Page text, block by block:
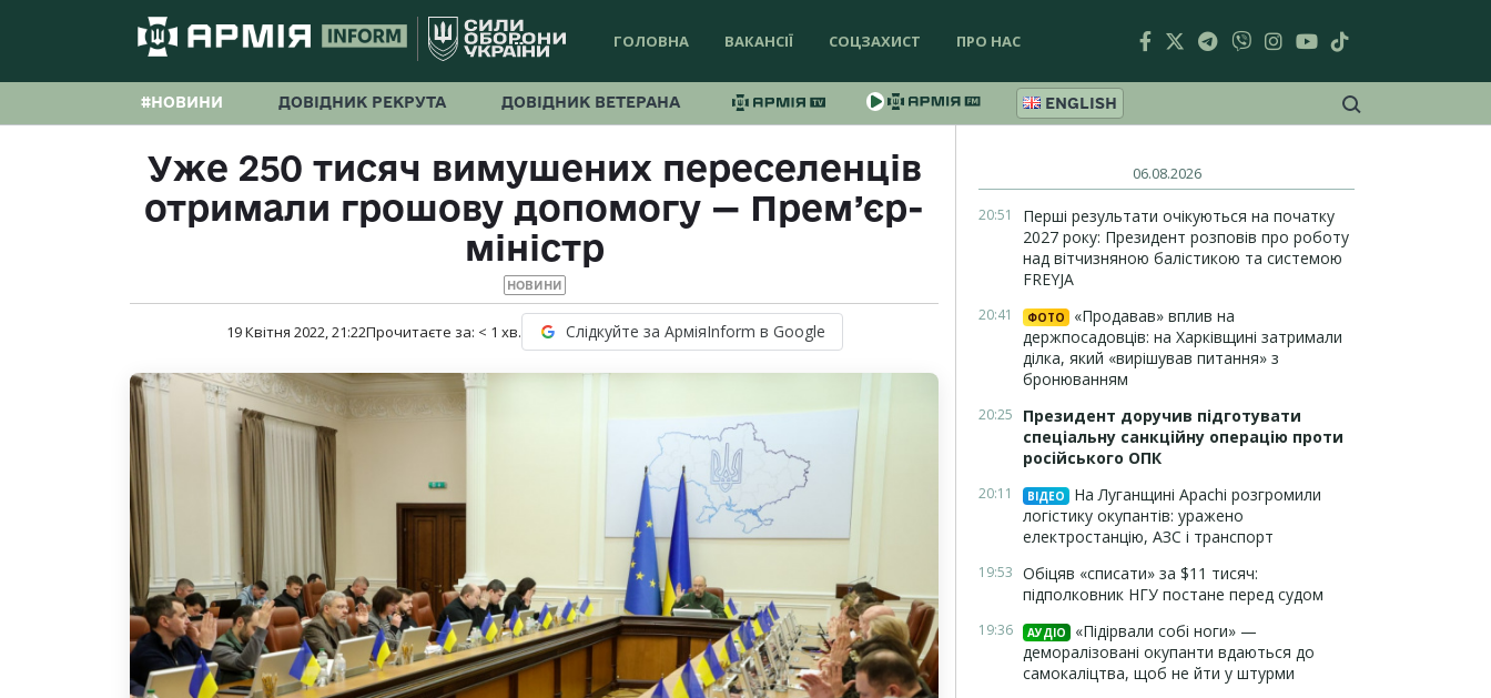
ГОЛОВНА ВАКАНСІЇ СОЦЗАХИСТ ПРО НАС
#НОВИНИ ДОВІДНИК РЕКРУТА ДОВІДНИК ВЕТЕРАНА ENGLISH
Уже 250 тисяч вимушених переселенців
отримали грошову допомогу — Прем’єр-
міністр
НОВИНИ
19 Квітня 2022, 21:22Прочитаєте за: < 1 хв. Слідкуйте за АрміяInform в Google
06.08.2026
20:51
Перші результати очікуються на початку
2027 року: Президент розповів про роботу
над вітчизняною балістикою та системою
FREYJA
20:41 ФОТО
«Продавав» вплив на
держпосадовців: на Харківщині затримали
ділка, який «вирішував питання» з
бронюванням
20:25
Президент доручив підготувати
спеціальну санкційну операцію проти
російського ОПК
20:11 ВІДЕО
На Луганщині Apachi розгромили
логістику окупантів: уражено
електростанцію, АЗС і транспорт
19:53 Обіцяв «списати» за $11 тисяч:
підполковник НГУ постане перед судом
19:36 АУДІО
«Підірвали собі ноги» —
деморалізовані окупанти вдаються до
самокаліцтва, щоб не йти у штурми